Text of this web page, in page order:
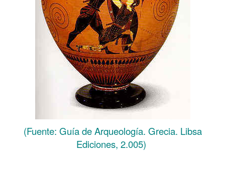
(Fuente: Guía de Arqueología. Grecia. Libsa
Ediciones, 2.005)